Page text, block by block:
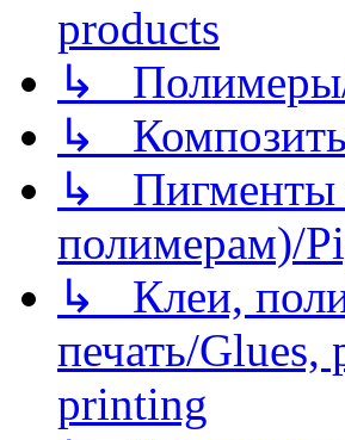
products
↳ Полимеры/
↳
↳ Пигменты
полимерам)/
↳ Клеи,
печать/
printing